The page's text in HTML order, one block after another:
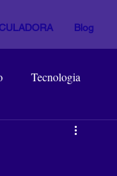
Blog
Tecnologia